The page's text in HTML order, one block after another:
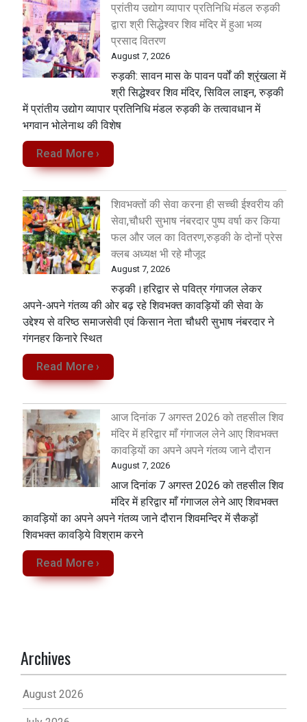
प्रांतीय उद्योग व्यापार प्रतिनिधि मंडल रुड़की
द्वारा श्री सिद्धेश्वर शिव मंदिर में हुआ भव्य
प्रसाद वितरण
August 7, 2026
​रुड़की: सावन मास के पावन पर्वों की श्रृंखला में
श्री सिद्धेश्वर शिव मंदिर, सिविल लाइन, रुड़की
में प्रांतीय उद्योग व्यापार प्रतिनिधि मंडल रुड़की के तत्वावधान में
भगवान भोलेनाथ की विशेष
Read More ›
शिवभक्तों की सेवा करना ही सच्ची ईश्वरीय की
सेवा,चौधरी सुभाष नंबरदार पुष्प वर्षा कर किया
फल और जल का वितरण,रुड़की के दोनों प्रेस
क्लब अध्यक्ष भी रहे मौजूद
August 7, 2026
रुड़की।हरिद्वार से पवित्र गंगाजल लेकर
अपने-अपने गंतव्य की ओर बढ़ रहे शिवभक्त कावड़ियों की सेवा के
उद्देश्य से वरिष्ठ समाजसेवी एवं किसान नेता चौधरी सुभाष नंबरदार ने
गंगनहर किनारे स्थित
Read More ›
आज दिनांक 7 अगस्त 2026 को तहसील शिव
मंदिर में हरिद्वार माँ गंगाजल लेने आए शिवभक्त
कावड़ियों का अपने अपने गंतव्य जाने दौरान
August 7, 2026
आज दिनांक 7 अगस्त 2026 को तहसील शिव
मंदिर में हरिद्वार माँ गंगाजल लेने आए शिवभक्त
कावड़ियों का अपने अपने गंतव्य जाने दौरान शिवमन्दिर में सैकड़ों
शिवभक्त कावड़िये विश्राम करने
Read More ›
Archives
August 2026